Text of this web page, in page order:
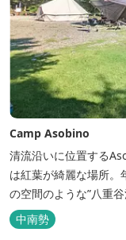
Camp Asobino
清流沿いに位置する
は紅葉が綺麗な場所。年中
の空間のような”八重
像させる”風穴”などがあ
備。テントサウナもご
中南勢